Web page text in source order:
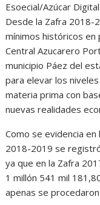
Esoecial/Azúcar
Desde la Zafra 2018-
mínimos históricos en
Central Azucarero
municipio Páez del
para elevar los
materia prima con
nuevas realidades
Como se evidencia
2018-2019 se
ya que en la Zafra
1 millón 541 mil
apenas se